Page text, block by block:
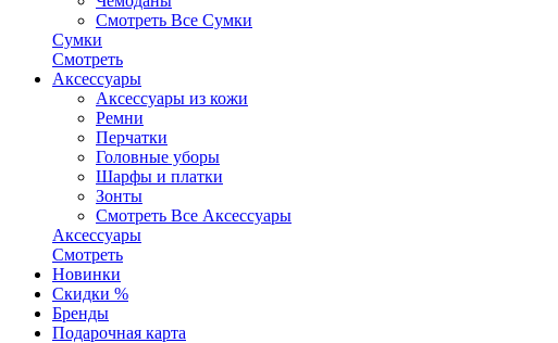
Смотреть Все Сумки
Сумки
Смотреть
Аксессуары
Аксессуары из кожи
Ремни
Перчатки
Головные уборы
Шарфы и платки
Зонты
Смотреть Все Аксессуары
Аксессуары
Смотреть
Новинки
Скидки %
Бренды
Подарочная карта